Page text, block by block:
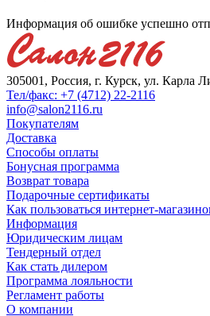
Информация об ошибке успешно
305001, Россия, г. Курск, ул. Карла
Тел/факс: +7 (4712) 22-2116
info@salon2116.ru
Покупателям
Доставка
Способы оплаты
Бонусная программа
Возврат товара
Подарочные сертификаты
Как пользоваться интернет-
Информация
Юридическим лицам
Тендерный отдел
Как стать дилером
Программа лояльности
Регламент работы
О компании